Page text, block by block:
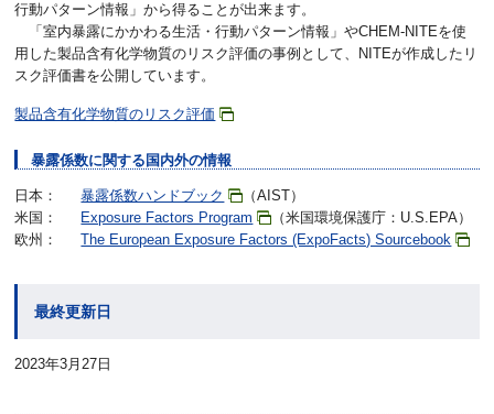
行動パターン情報」から得ることが出来ます。
「室内暴露にかかわる生活・行動パターン情報」やCHEM-NITEを使
用した製品含有化学物質のリスク評価の事例として、NITEが作成したリ
スク評価書を公開しています。
製品含有化学物質のリスク評価
暴露係数に関する国内外の情報
日本： 暴露係数ハンドブック
（AIST）
米国：
Exposure Factors Program
（米国環境保護庁：U.S.EPA）
欧州：
The European Exposure Factors (ExpoFacts) Sourcebook
最終更新日
2023年3月27日